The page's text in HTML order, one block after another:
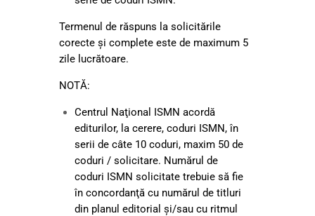
Termenul de răspuns la solicitările
corecte și complete este de maximum 5
zile lucrătoare.
NOTĂ:
Centrul Naţional ISMN acordă
editurilor, la cerere, coduri ISMN, în
serii de câte 10 coduri, maxim 50 de
coduri / solicitare. Numărul de
coduri ISMN solicitate trebuie să fie
în concordanţă cu numărul de titluri
din planul editorial și/sau cu ritmul